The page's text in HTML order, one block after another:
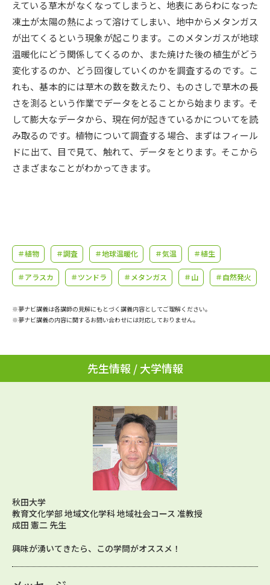
受験準備 資料検索
志望校・出願校を調べる
併願校選び 受験スケジュールを立てよう
先輩が入学を決めた理由 テレメール全国一斉進学調査
大学で学びたい学問発見
学問のミニ講義「夢ナビ講義」 学問分野解説
学問の教科書 夢ナビライブ
ユーザーサポート
大学進学IDについて
受付内容・発送状況の確認
個人情報取扱規定
特定商取引表記
テレメール進学カタログ
えている草木がなくなってしまうと、地表にあらわになった
凍土が太陽の熱によって溶けてしまい、地中からメタンガス
が出てくるという現象が起こります。このメタンガスが地球
温暖化にどう関係してくるのか、また焼けた後の植生がどう
変化するのか、どう回復していくのかを調査するのです。こ
れも、基本的には草木の数を数えたり、ものさしで草木の長
さを測るという作業でデータをとることから始まります。そ
して膨大なデータから、現在何が起きているかについてを読
み取るのです。植物について調査する場合、まずはフィール
ドに出て、目で見て、触れて、データをとります。そこから
さまざまなことがわかってきます。
＃植物 ＃調査 ＃地球温暖化 ＃気温 ＃植生
＃アラスカ ＃ツンドラ ＃メタンガス ＃山 ＃自然発火
※夢ナビ講義は各講師の見解にもとづく講義内容としてご理解ください。
※夢ナビ講義の内容に関するお問い合わせには対応しておりません。
先生情報 / 大学情報
秋田大学
教育文化学部 地域文化学科 地域社会コース 准教授
成田 憲二 先生
興味が湧いてきたら、この学問がオススメ！